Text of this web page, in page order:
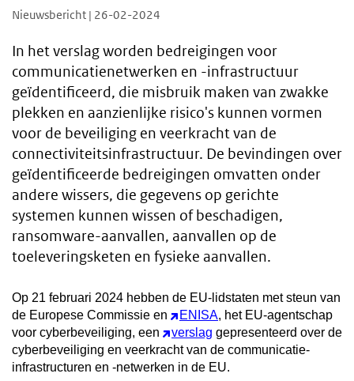
Nieuwsbericht | 26-02-2024
In het verslag worden bedreigingen voor
communicatienetwerken en -infrastructuur
geïdentificeerd, die misbruik maken van zwakke
plekken en aanzienlijke risico's kunnen vormen
voor de beveiliging en veerkracht van de
connectiviteitsinfrastructuur. De bevindingen over
geïdentificeerde bedreigingen omvatten onder
andere wissers, die gegevens op gerichte
systemen kunnen wissen of beschadigen,
ransomware-aanvallen, aanvallen op de
toeleveringsketen en fysieke aanvallen.
Op 21 februari 2024 hebben de EU-lidstaten met steun van
de Europese Commissie en
ENISA, het EU-agentschap
voor cyberbeveiliging, een
verslag gepresenteerd over de
cyberbeveiliging en veerkracht van de communicatie-
infrastructuren en -netwerken in de EU.